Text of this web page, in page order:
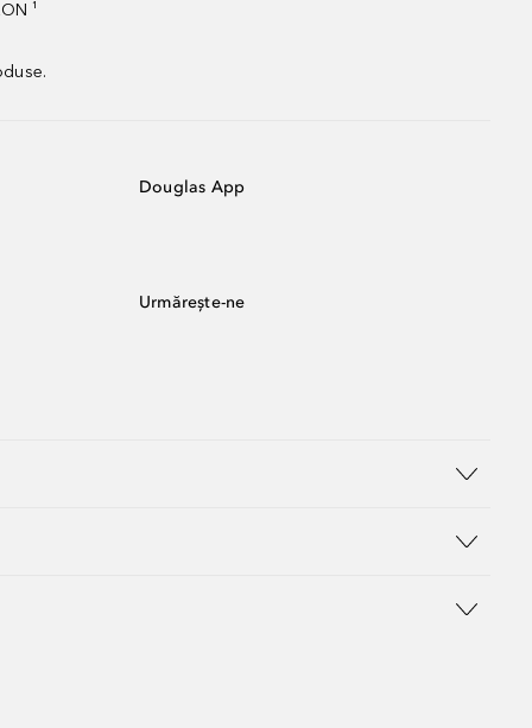
¹
Douglas App
Urmărește-ne